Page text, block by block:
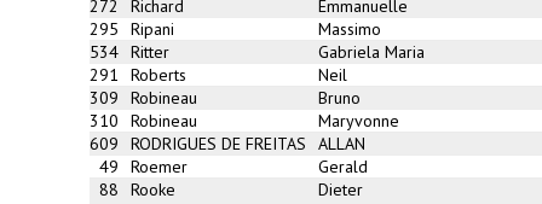
272
Richard
Emmanuelle
295
Ripani
Massimo
534 Ritter
Gabriela Maria
291
Roberts
Neil
309
Robineau
Bruno
310
Robineau
Maryvonne
609
RODRIGUES DE FREITAS
ALLAN
49
Roemer
Gerald
88
Rooke Dieter